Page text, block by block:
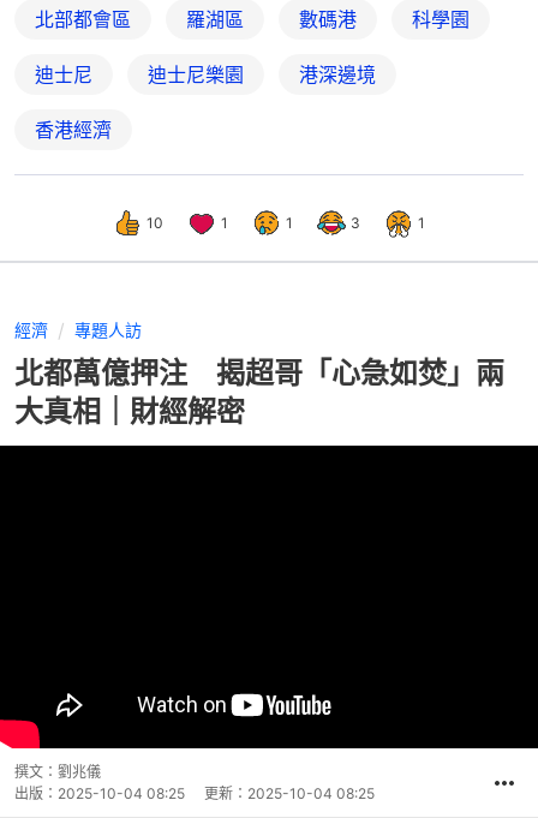
北部都會區 羅湖區 數碼港 科學園
迪士尼 迪士尼樂園 港深邊境
香港經濟
10 1 1 3 1
經濟 專題人訪
北都萬億押注 揭超哥「心急如焚」兩
大真相｜財經解密
撰文： 劉兆儀
出版： 2025-10-04 08:25 更新： 2025-10-04 08:25